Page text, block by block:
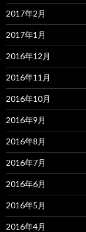
2017年2月
2017年1月
2016年12月
2016年11月
2016年10月
2016年9月
2016年8月
2016年7月
2016年6月
2016年5月
2016年4月